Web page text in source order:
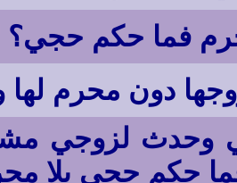
فما حكم حجي؟
دون محرم لها
وحدث لزوجي
حكم حجي بلا